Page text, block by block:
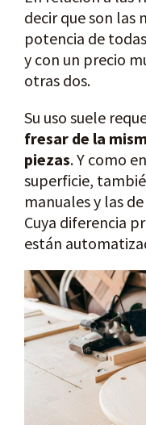
decir que son las
potencia de
y con un precio
otras dos.
Su uso suele
fresar de la
piezas. Y como
superficie,
manuales y las
Cuya diferencia
están